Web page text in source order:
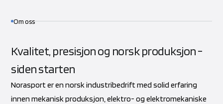
Om oss
Kvalitet, presisjon og norsk produksjon -
siden starten
Norasport er en norsk industribedrift med solid erfaring
innen mekanisk produksjon, elektro- og elektromekaniske